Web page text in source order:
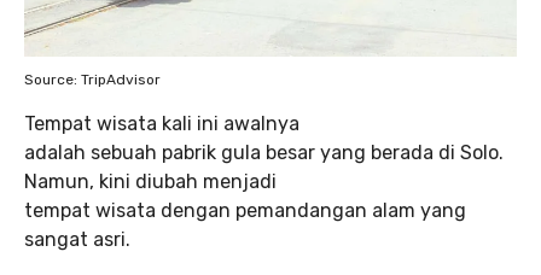
Source: TripAdvisor
Tempat wisata kali ini awalnya
adalah sebuah pabrik gula besar yang berada di Solo.
Namun, kini diubah menjadi
tempat wisata dengan pemandangan alam yang
sangat asri.